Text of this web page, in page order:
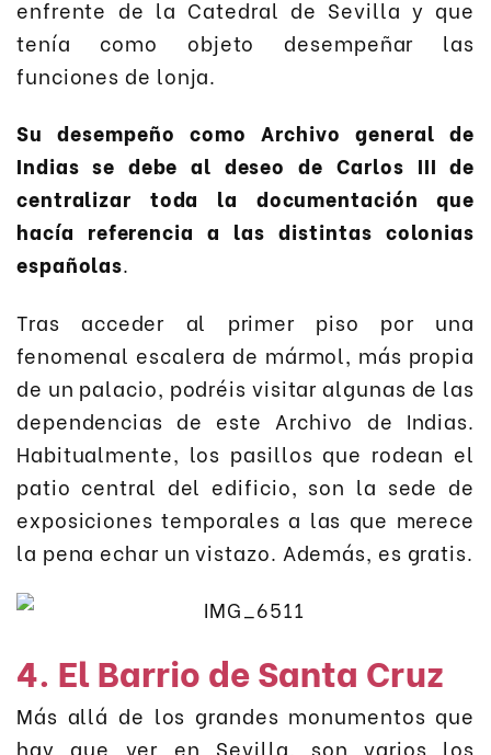
enfrente de la Catedral de Sevilla y que
tenía como objeto desempeñar las
funciones de lonja.
Su desempeño como Archivo general de
Indias se debe al deseo de Carlos III de
centralizar toda la documentación que
hacía referencia a las distintas colonias
españolas.
Tras acceder al primer piso por una
fenomenal escalera de mármol, más propia
de un palacio, podréis visitar algunas de las
dependencias de este Archivo de Indias.
Habitualmente, los pasillos que rodean el
patio central del edificio, son la sede de
exposiciones temporales a las que merece
la pena echar un vistazo. Además, es gratis.
4. El Barrio de Santa Cruz
Más allá de los grandes monumentos que
hay que ver en Sevilla, son varios los